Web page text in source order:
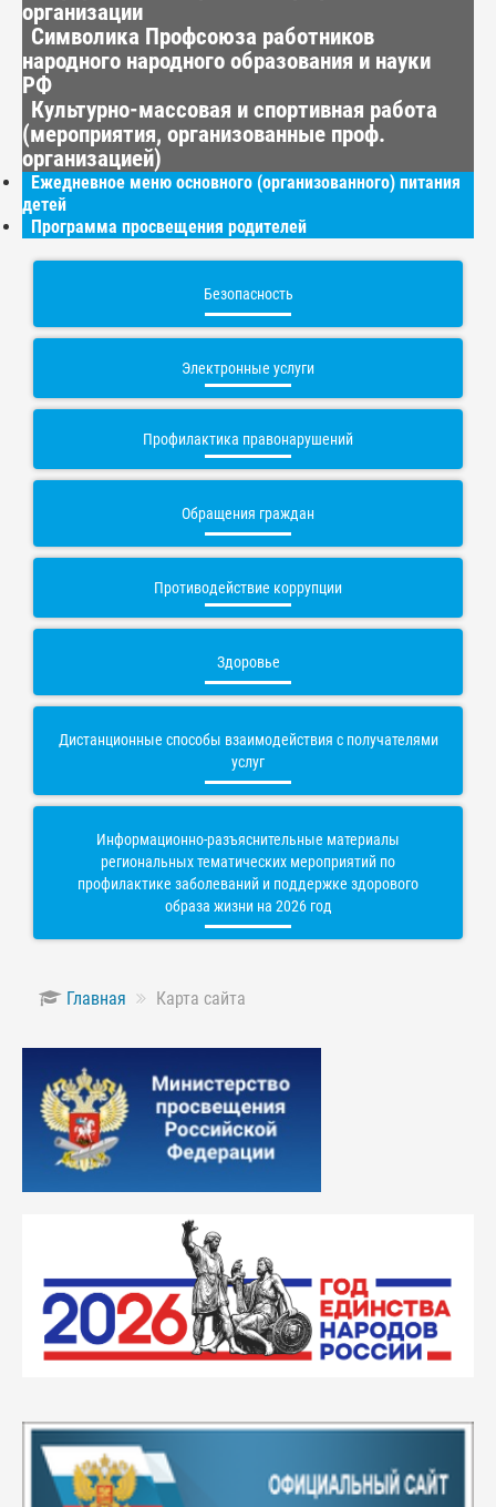
организации
Символика Профсоюза работников
народного народного образования и науки
РФ
Культурно-массовая и спортивная работа
(мероприятия, организованные проф.
организацией)
Ежедневное меню основного (организованного) питания
детей
Программа просвещения родителей
Безопасность
Электронные услуги
Профилактика правонарушений
Обращения граждан
Противодействие коррупции
Здоровье
Дистанционные способы взаимодействия с получателями
услуг
Информационно-разъяснительные материалы
региональных тематических мероприятий по
профилактике заболеваний и поддержке здорового
образа жизни на 2026 год
Главная Карта сайта